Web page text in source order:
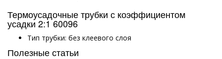
Термоусадочные трубки с коэффициентом
усадки 2:1 60096
Тип трубки: без клеевого слоя
Полезные статьи